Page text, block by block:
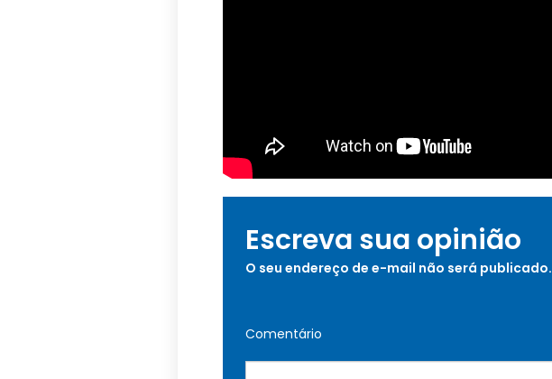
Escreva sua opinião
O seu endereço de e-mail não será publicado.
Comentário